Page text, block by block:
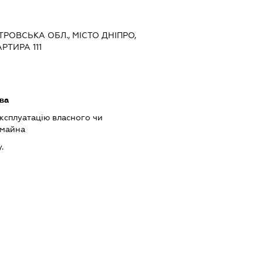
ОБЛ., МІСТО ДНІПРО,
111
власного чи